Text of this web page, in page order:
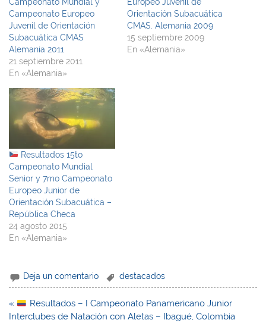
Campeonato Europeo
Juvenil de Orientación
Subacuática CMAS
Alemania 2011
21 septiembre 2011
En «Alemania»
Orientación Subacuática
CMAS. Alemania 2009
15 septiembre 2009
En «Alemania»
Resultados 15to
Campeonato Mundial
Senior y 7mo Campeonato
Europeo Junior de
Orientación Subacuática –
República Checa
24 agosto 2015
En «Alemania»
Deja un comentario destacados
Navegación
de
«
Resultados – I Campeonato Panamericano Junior
Interclubes de Natación con Aletas – Ibagué, Colombia